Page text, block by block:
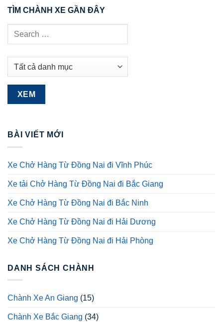
TÌM CHÀNH XE GẦN ĐÂY
BÀI VIẾT MỚI
Xe Chở Hàng Từ Đồng Nai đi Vĩnh Phúc
Xe tải Chở Hàng Từ Đồng Nai đi Bắc Giang
Xe Chở Hàng Từ Đồng Nai đi Bắc Ninh
Xe Chở Hàng Từ Đồng Nai đi Hải Dương
Xe Chở Hàng Từ Đồng Nai đi Hải Phòng
DANH SÁCH CHÀNH
Chành Xe An Giang (15)
Chành Xe Bắc Giang (34)